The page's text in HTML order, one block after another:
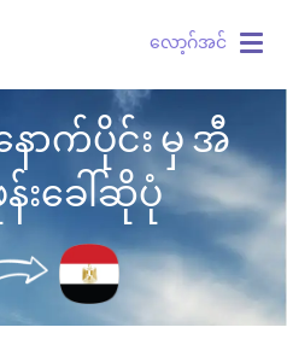
လော့ဂ်အင်
ာက်ပိုင်း မှ အီ
းခေါ်ဆိုပုံ